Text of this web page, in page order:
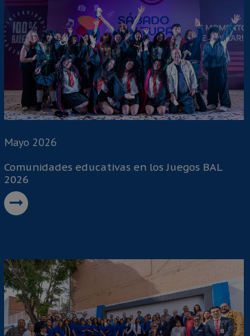
Mayo 2026
Comunidades educativas en los Juegos BAL
2026